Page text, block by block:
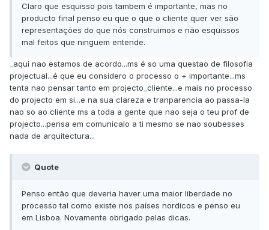
Claro que esquisso pois tambem é importante, mas no
producto final penso eu que o que o cliente quer ver são
representações do que nós construimos e não esquissos
mal feitos que ninguem entende.
_aqui nao estamos de acordo...ms é so uma questao de filosofia
projectual...é que eu considero o processo o + importante...ms
tenta nao pensar tanto em projecto_cliente...e mais no processo
do projecto em si...e na sua clareza e tranparencia ao passa-la
nao so ao cliente ms a toda a gente que nao seja o teu prof de
projecto...pensa em comunicalo a ti mesmo se nao soubesses
nada de arquitectura...
Quote
Penso então que deveria haver uma maior liberdade no
processo tal como existe nos países nordicos e penso eu
em Lisboa. Novamente obrigado pelas dicas.